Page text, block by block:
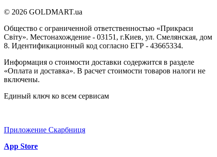
© 2026 GOLDMART.ua
Общество с ограниченной ответственностью «Прикраси
Світу». Местонахождение - 03151, г.Киев, ул. Смелянская, дом
8. Идентификационный код согласно ЕГР - 43665334.
Информация о стоимости доставки содержится в разделе
«Оплата и доставка». В расчет стоимости товаров налоги не
включены.
Единый ключ ко всем сервисам
Приложение Скарбниця
App Store